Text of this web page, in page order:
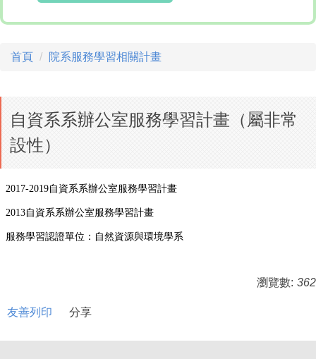
首頁 院系服務學習相關計畫
自資系系辦公室服務學習計畫（屬非常
設性）
2017-2019自資系系辦公室服務學習計畫
2013自資系系辦公室服務學習計畫
服務學習認證單位：自然資源與環境學系
瀏覽數: 362
友善列印 分享